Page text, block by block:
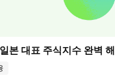
본 대표 주식지수 완벽